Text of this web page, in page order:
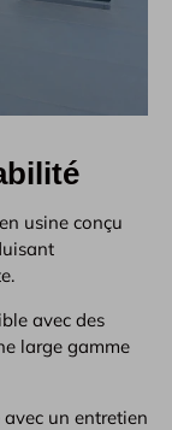
usine conçu
avec des
large gamme
un entretien